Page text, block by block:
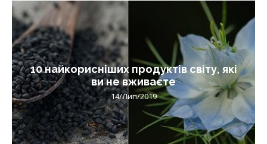
10 найкорисніших продуктів світу, які
ви не вживаєте
14/Лип/2019